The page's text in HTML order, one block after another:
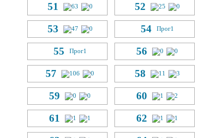
51 63 0 52 25 0
53 47 0 54 Прог1
55 Прог1 56 0 0
57 106 0 58 11 3
59 0 0 60 1 2
61 1 1 62 1 1